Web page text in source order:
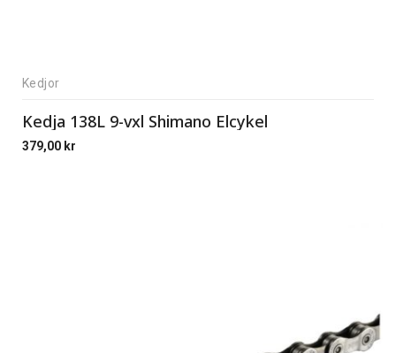
Kedjor
Kedja 138L 9-vxl Shimano Elcykel
379,00 kr